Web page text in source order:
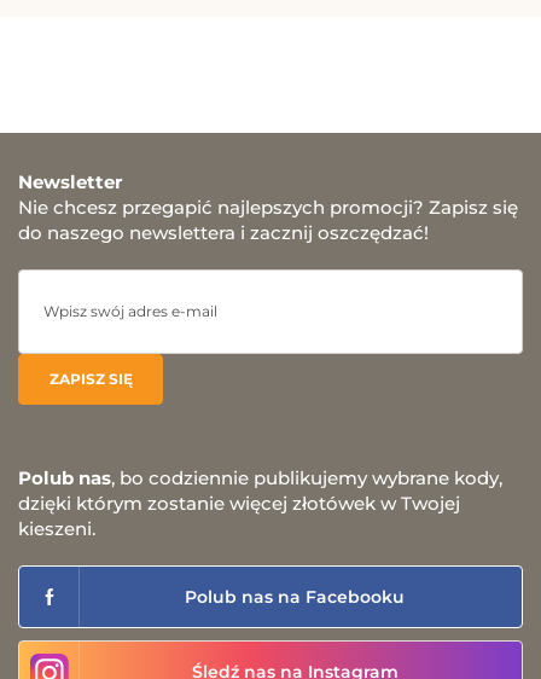
Newsletter
Nie chcesz przegapić najlepszych promocji? Zapisz się
do naszego newslettera i zacznij oszczędzać!
Polub nas, bo codziennie publikujemy wybrane kody,
dzięki którym zostanie więcej złotówek w Twojej
kieszeni.
Polub nas na Facebooku
Śledź nas na Instagram